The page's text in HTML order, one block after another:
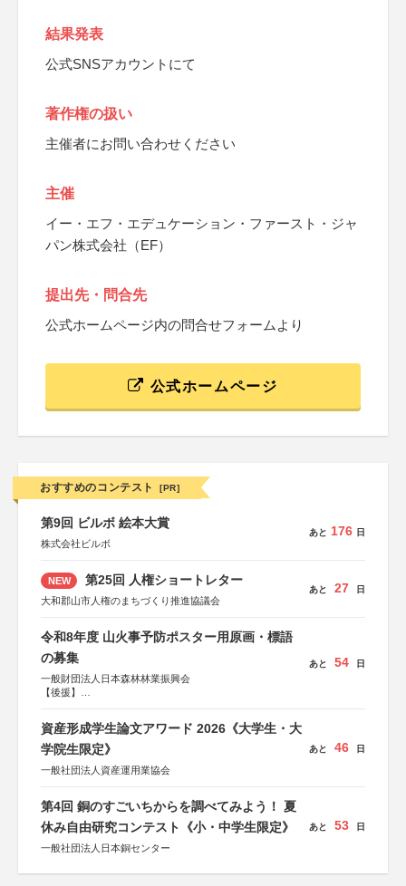
結果発表
公式SNSアカウントにて
著作権の扱い
主催者にお問い合わせください
主催
イー・エフ・エデュケーション・ファースト・ジャ
パン株式会社（EF）
提出先・問合先
公式ホームページ内の問合せフォームより
公式ホームページ
おすすめのコンテスト [PR]
第9回 ビルボ 絵本大賞
株式会社ビルボ
あと 176 日
NEW 第25回 人権ショートレター
大和郡山市人権のまちづくり推進協議会
あと 27 日
令和8年度 山火事予防ポスター用原画・標語
の募集
一般財団法人日本森林林業振興会
【後援】
会、森林火災対策協会
あと 54 日
資産形成学生論文アワード 2026《大学生・大
学院生限定》
一般社団法人資産運用業協会
あと 46 日
第4回 銅のすごいちからを調べてみよう！ 夏
休み自由研究コンテスト《小・中学生限定》
一般社団法人日本銅センター
あと 53 日